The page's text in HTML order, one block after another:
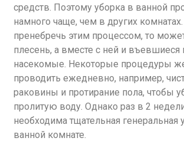
средств. Поэтому уборка в ванной
намного чаще, чем в других
пренебречь этим процессом, то
плесень, а вместе с ней и въевшиеся
насекомые. Некоторые процедуры
проводить ежедневно, например,
раковины и протирание пола, чтобы
пролитую воду. Однако раз в 2
необходима тщательная генеральная
ванной комнате.